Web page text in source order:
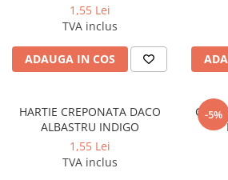
Cerneala si rezerva pentru stilou
Creioane cerate
Creioane mecanice si rezerve
Linere si rollere
Markere evidentiatoare text
1,55 Lei
TVA inclus
ADAUGA IN COS
HARTIE CREPONATA DACO
ALBASTRU INDIGO
1,55 Lei
TVA inclus
-5%